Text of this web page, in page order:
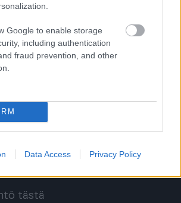
Google to enable storage
including authentication
fraud prevention, and other
Data Access Privacy Policy
tästä